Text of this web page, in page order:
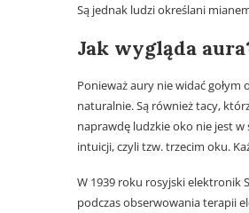
Są jednak ludzi określani
Jak wygląda
Ponieważ aury nie widać
naturalnie. Są również tacy,
naprawdę ludzkie oko nie jest
intuicji, czyli tzw. trzecim oku.
W 1939 roku rosyjski elektronik
podczas obserwowania terapii